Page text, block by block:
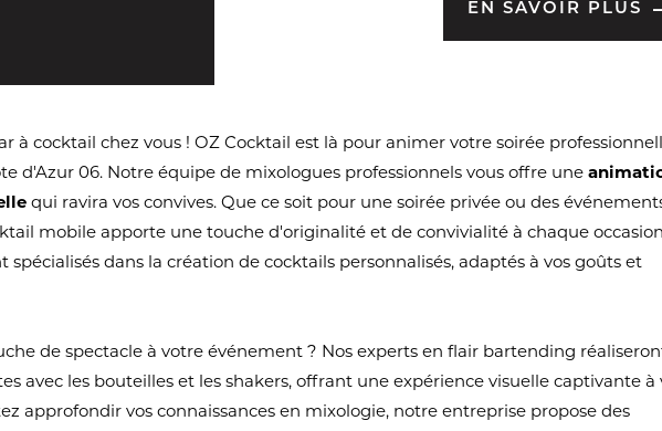
EN SAVOIR PLUS
à cocktail chez vous ! OZ Cocktail est là pour animer votre soirée
d'Azur 06. Notre équipe de mixologues professionnels vous offre une
qui ravira vos convives. Que ce soit pour une soirée privée ou des
mobile apporte une touche d'originalité et de convivialité à chaque
spécialisés dans la création de cocktails personnalisés, adaptés à vos goûts et
de spectacle à votre événement ? Nos experts en flair bartending
avec les bouteilles et les shakers, offrant une expérience visuelle captivante à
approfondir vos connaissances en mixologie, notre entreprise propose des